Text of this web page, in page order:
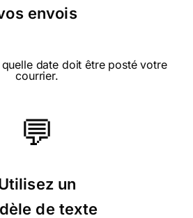
le 04/02/20 : Joli dessin et
fille de 19 ans !
envois
date doit être posté votre
courrier.
💬
un
de texte